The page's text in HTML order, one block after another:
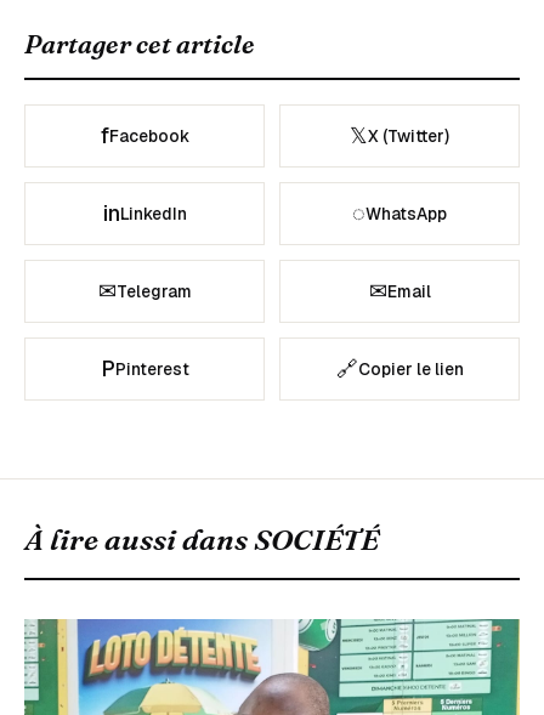
Partager cet article
fFacebook 𝕏X (Twitter)
inLinkedIn ◌WhatsApp
✉Telegram ✉Email
PPinterest 🔗Copier le lien
À lire aussi dansSOCIÉTÉ